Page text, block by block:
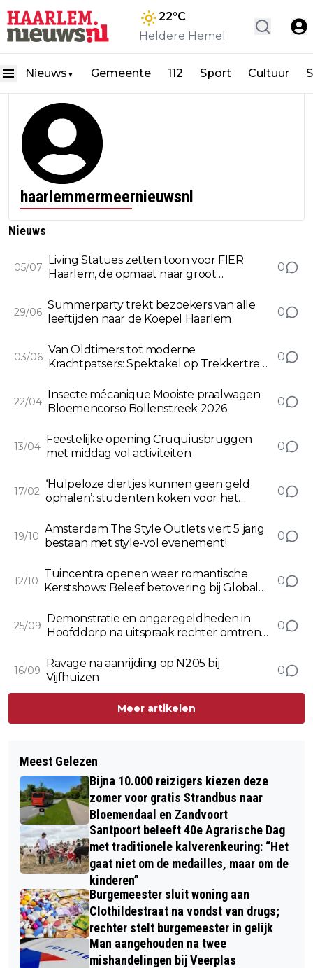
22°C
Heldere Hemel
Nieuws ▼ Gemeente 112 Sport Cultuur
haarlemmermeernieuwsnl
Nieuws
05/07
Living Statues zetten toon voor FIER
Haarlem, de opmaat naar groot
0
29/06
Summerparty trekt bezoekers van alle
leeftijden naar de Koepel Haarlem
0
03/06
Van Oldtimers tot moderne
Krachtpatsers: Spektakel op Trekkertrek
0
22/04
Insecte mécanique Mooiste praalwagen
Bloemencorso Bollenstreek 2026
0
13/04
Feestelijke opening Cruquiusbruggen
met middag vol activiteiten
0
17/02
‘Hulpeloze diertjes kunnen geen geld
ophalen’: studenten koken voor het
0
19/10
Amsterdam The Style Outlets viert 5 jarig
bestaan met style-vol evenement!
0
12/10
Tuincentra openen weer romantische
Kerstshows: Beleef betovering bij Global
0
25/09
Demonstratie en ongeregeldheden in
Hoofddorp na uitspraak rechter omtrent
0
16/09
Ravage na aanrijding op N205 bij
Vijfhuizen
0
Meer artikelen
Meest Gelezen
Bijna 10.000 reizigers kiezen deze
zomer voor gratis Strandbus naar
Bloemendaal en Zandvoort
Santpoort beleeft 40e Agrarische Dag
met traditionele kalverenkeuring: “Het
gaat niet om de medailles, maar om de
kinderen”
Burgemeester sluit woning aan
Clothildestraat na vondst van drugs;
rechter stelt burgemeester in gelijk
Man aangehouden na twee
mishandelingen bij Veerplas